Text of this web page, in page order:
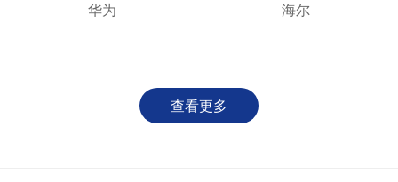
华为 海尔
查看更多